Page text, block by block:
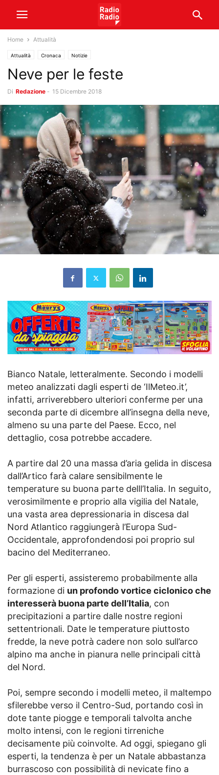
Home Attualità
Attualità Cronaca Notizie
Neve per le feste
Di Redazione - 15 Dicembre 2018
Bianco Natale, letteralmente. Secondo i modelli
meteo analizzati dagli esperti de ‘IlMeteo.it’,
infatti, arriverebbero ulteriori conferme per una
seconda parte di dicembre all’insegna della neve,
almeno su una parte del Paese. Ecco, nel
dettaglio, cosa potrebbe accadere.
A partire dal 20 una massa d’aria gelida in discesa
dall’Artico farà calare sensibilmente le
temperature su buona parte delll’Italia. In seguito,
verosimilmente e proprio alla vigilia del Natale,
una vasta area depressionaria in discesa dal
Nord Atlantico raggiungerà l’Europa Sud-
Occidentale, approfondendosi poi proprio sul
bacino del Mediterraneo.
Per gli esperti, assisteremo probabilmente alla
formazione di un profondo vortice ciclonico che
interesserà buona parte dell’Italia, con
precipitazioni a partire dalle nostre regioni
settentrionali. Date le temperature piuttosto
fredde, la neve potrà cadere non solo sull’arco
alpino ma anche in pianura nelle principali città
del Nord.
Poi, sempre secondo i modelli meteo, il maltempo
sfilerebbe verso il Centro-Sud, portando così in
dote tante piogge e temporali talvolta anche
molto intensi, con le regioni tirreniche
decisamente più coinvolte. Ad oggi, spiegano gli
esperti, la tendenza è per un Natale abbastanza
burrascoso con possibilità di nevicate fino a